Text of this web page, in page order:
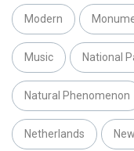
Modern
Music National
Natural Phenomenon
Netherlands